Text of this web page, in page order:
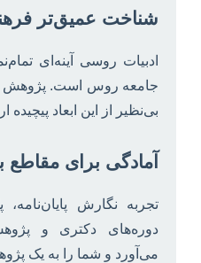
شناخت عمیق‌تر
ادبیات روسی آینه‌ای
جامعه روس است. پژوهش
بی‌نظیر از این ابعاد پیچیده
آمادگی برای مقاطع
تجربه نگارش
دوره‌های دکتری و
می‌آورد و شما را به یک